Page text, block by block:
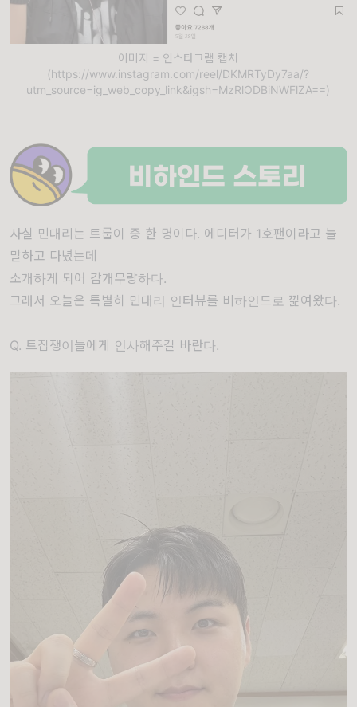
이미지 = 인스타그램 캡처
(https://www.instagram.com/reel/DKMRTyDy7aa/?
utm_source=ig_web_copy_link&igsh=MzRlODBiNWFlZA==)
사실 민대리는 트룹이 중 한 명이다. 에디터가 1호팬이라고 늘
말하고 다녔는데
소개하게 되어 감개무량하다.
그래서 오늘은 특별히 민대리 인터뷰를 비하인드로 낉여왔다.
Q. 트집쟁이들에게 인사해주길 바란다.